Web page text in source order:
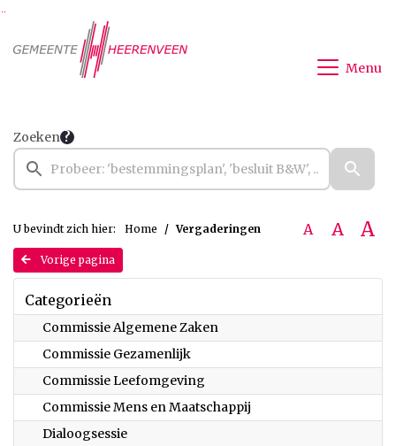
Ga naar de inhoud van deze pagina
Ga naar het zoeken
Ga naar het menu
Menu
Zoeken
U bevindt zich hier: Home Vergaderingen A A A
Vorige pagina
Categorieën
Commissie Algemene Zaken
Commissie Gezamenlijk
Commissie Leefomgeving
Commissie Mens en Maatschappij
Dialoogsessie